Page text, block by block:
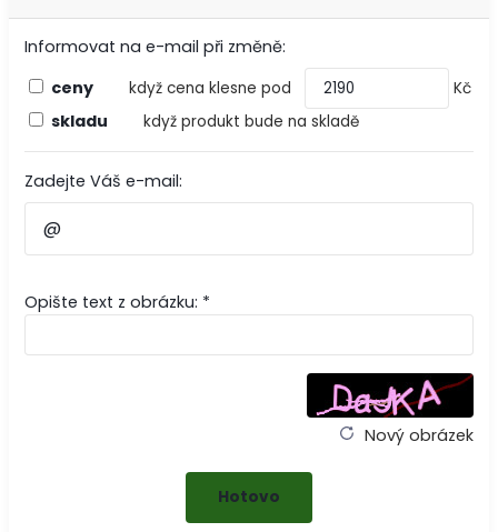
Informovat na e-mail při změně:
ceny
když cena klesne pod Kč
skladu když produkt bude na skladě
Zadejte Váš e-mail:
Opište text z obrázku: *
Nový obrázek